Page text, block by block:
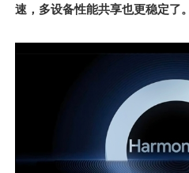
速，多设备性能共享也更稳定了。